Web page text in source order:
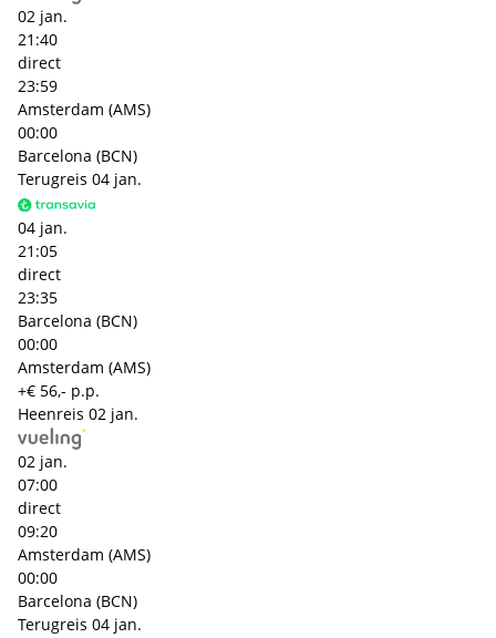
02 jan.
21:40
direct
23:59
Amsterdam (AMS)
00:00
Barcelona (BCN)
Terugreis 04 jan.
04 jan.
21:05
direct
23:35
Barcelona (BCN)
00:00
Amsterdam (AMS)
+€ 56,- p.p.
Heenreis 02 jan.
02 jan.
07:00
direct
09:20
Amsterdam (AMS)
00:00
Barcelona (BCN)
Terugreis 04 jan.